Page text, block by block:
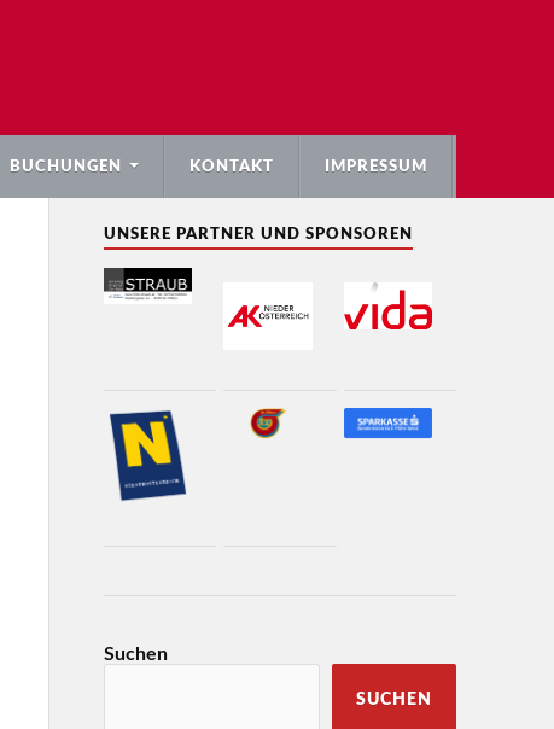
BUCHUNGEN KONTAKT IMPRESSUM
UNSERE PARTNER UND SPONSOREN
Suchen
SUCHEN